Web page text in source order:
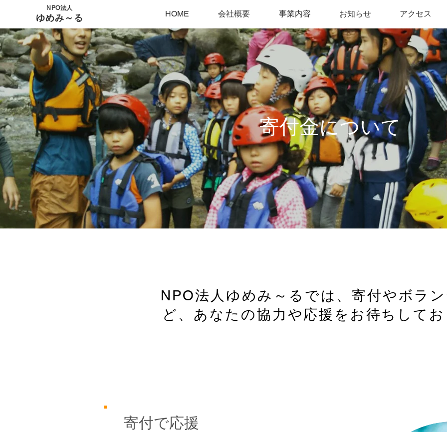
NPO法人
ゆめみ～る HOME 会社概要 事業内容 お知らせ アクセス
​寄付金について
NPO法人ゆめみ～るでは、寄付やボラ
ど、あなたの協力や応援をお待ちして
寄付で応援